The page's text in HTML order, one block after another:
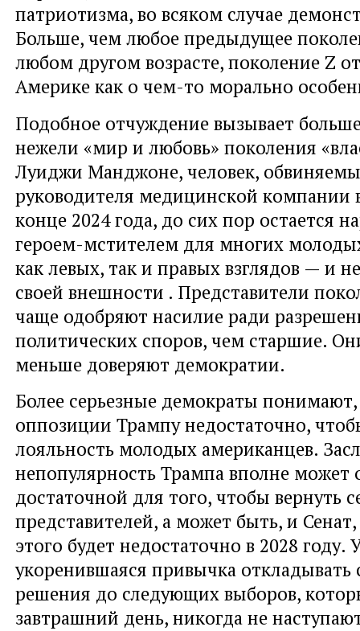
патриотизма, во всяком случае
Больше, чем любое предыдущее
любом другом возрасте, поколение Z
Америке как о чем-то морально
Подобное отчуждение вызывает
нежели «мир и любовь» поколения
Луиджи Манджоне, человек,
руководителя медицинской
конце 2024 года, до сих пор остается
героем-мстителем для многих
как левых, так и правых взглядов — и
своей внешности . Представители
чаще одобряют насилие ради
политических споров, чем старшие.
меньше доверяют демократии.
Более серьезные демократы
оппозиции Трампу недостаточно,
лояльность молодых американцев.
непопулярность Трампа вполне может
достаточной для того, чтобы вернуть
представителей, а может быть, и
этого будет недостаточно в 2028 году.
укоренившаяся привычка откладывать
решения до следующих выборов,
завтрашний день, никогда не